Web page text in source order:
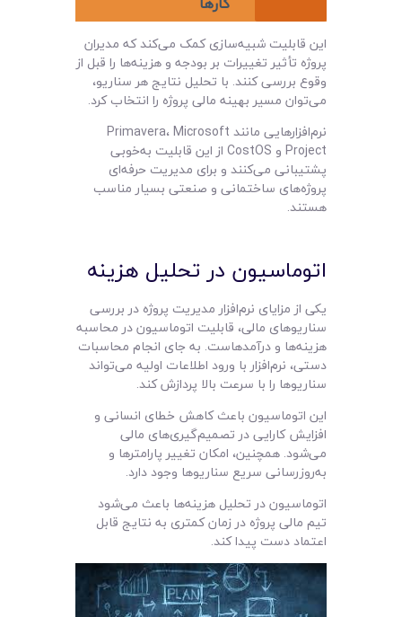
این قابلیت شبیه‌سازی کمک می‌کند که مدیران
پروژه تأثیر تغییرات بر بودجه و هزینه‌ها را قبل از
وقوع بررسی کنند. با تحلیل نتایج هر سناریو،
می‌توان مسیر بهینه مالی پروژه را انتخاب کرد.
نرم‌افزارهایی مانند Primavera، Microsoft
Project و CostOS از این قابلیت به‌خوبی
پشتیبانی می‌کنند و برای مدیریت حرفه‌ای
پروژه‌های ساختمانی و صنعتی بسیار مناسب
هستند.
اتوماسیون در تحلیل هزینه
یکی از مزایای نرم‌افزار مدیریت پروژه در بررسی
سناریوهای مالی، قابلیت اتوماسیون در محاسبه
هزینه‌ها و درآمدهاست. به جای انجام محاسبات
دستی، نرم‌افزار با ورود اطلاعات اولیه می‌تواند
سناریوها را با سرعت بالا پردازش کند.
این اتوماسیون باعث کاهش خطای انسانی و
افزایش کارایی در تصمیم‌گیری‌های مالی
می‌شود. همچنین، امکان تغییر پارامترها و
به‌روزرسانی سریع سناریوها وجود دارد.
اتوماسیون در تحلیل هزینه‌ها باعث می‌شود
تیم مالی پروژه در زمان کمتری به نتایج قابل
اعتماد دست پیدا کند.